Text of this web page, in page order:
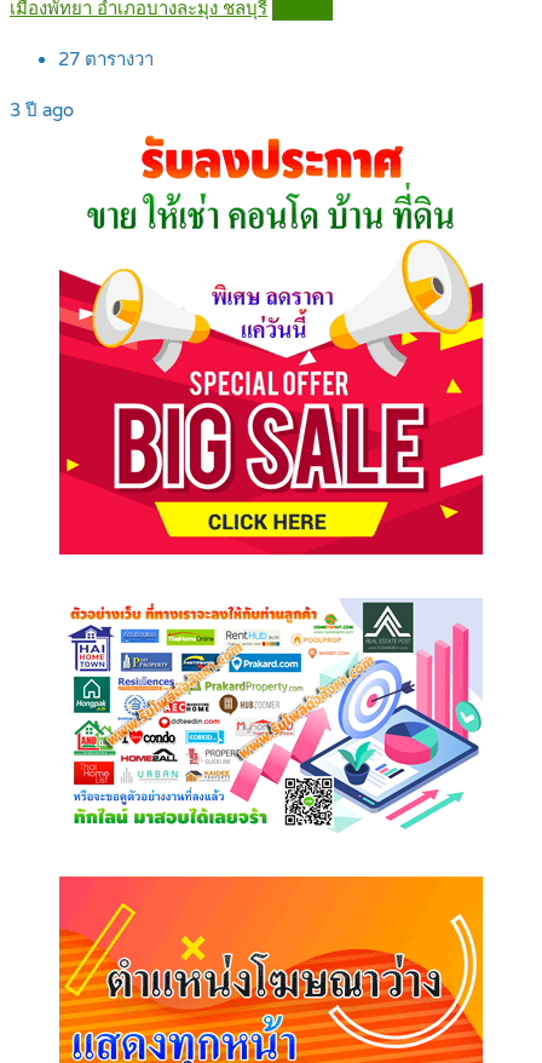
เมืองพัทยา อำเภอบางละมุง ชลบุรี
27 ตารางวา
3 ปี ago